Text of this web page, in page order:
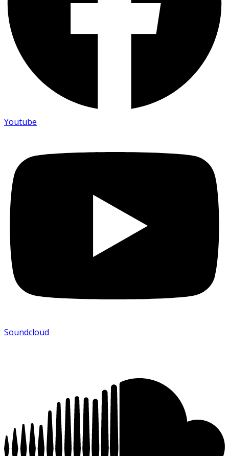
Youtube
Soundcloud